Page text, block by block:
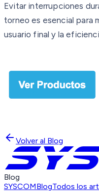
Evitar interrupciones
torneo es esencial para
usuario final y la
Volver al Blog
Blog
SYSCOMBlogTodos los